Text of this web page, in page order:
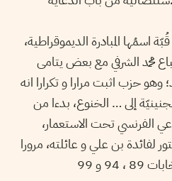
اسمُها المبادرة الديموقراطية،
محمد الشرفي مع بعض يتامى
حزب اثبت مرارا و تكرارا انه
إلى … الخنوع، بدءا من
الفرنسي تحت الاستعمار،
لفائدة بن علي و عائلته، مرورا
و 99